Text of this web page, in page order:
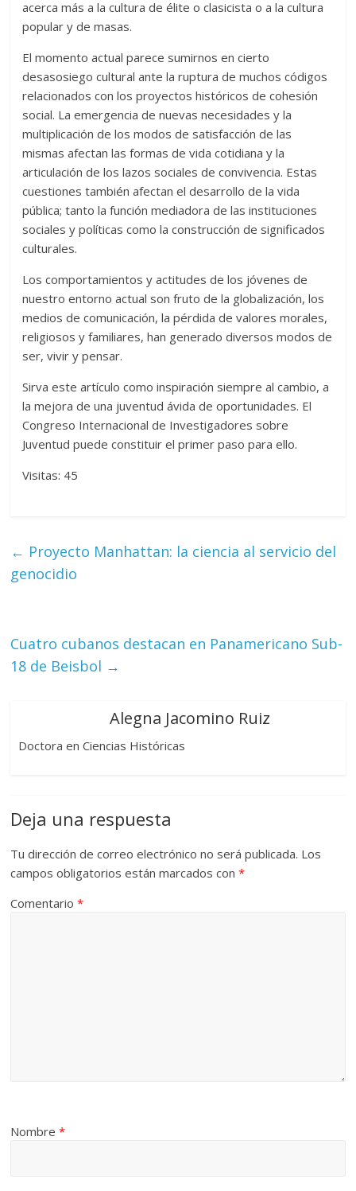
acerca más a la cultura de élite o clasicista o a la cultura
popular y de masas.
El momento actual parece sumirnos en cierto
desasosiego cultural ante la ruptura de muchos códigos
relacionados con los proyectos históricos de cohesión
social. La emergencia de nuevas necesidades y la
multiplicación de los modos de satisfacción de las
mismas afectan las formas de vida cotidiana y la
articulación de los lazos sociales de convivencia. Estas
cuestiones también afectan el desarrollo de la vida
pública; tanto la función mediadora de las instituciones
sociales y políticas como la construcción de significados
culturales.
Los comportamientos y actitudes de los jóvenes de
nuestro entorno actual son fruto de la globalización, los
medios de comunicación, la pérdida de valores morales,
religiosos y familiares, han generado diversos modos de
ser, vivir y pensar.
Sirva este artículo como inspiración siempre al cambio, a
la mejora de una juventud ávida de oportunidades. El
Congreso Internacional de Investigadores sobre
Juventud puede constituir el primer paso para ello.
Visitas: 45
← Proyecto Manhattan: la ciencia al servicio del
genocidio
Cuatro cubanos destacan en Panamericano Sub-
18 de Beisbol →
Alegna Jacomino Ruiz
Doctora en Ciencias Históricas
Deja una respuesta
Tu dirección de correo electrónico no será publicada. Los
campos obligatorios están marcados con*
Comentario*
Nombre*